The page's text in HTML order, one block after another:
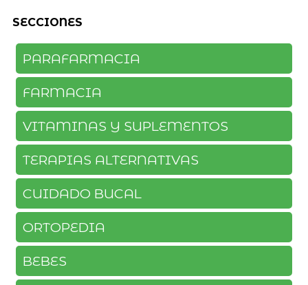
SECCIONES
PARAFARMACIA
FARMACIA
VITAMINAS Y SUPLEMENTOS
TERAPIAS ALTERNATIVAS
CUIDADO BUCAL
ORTOPEDIA
BEBES